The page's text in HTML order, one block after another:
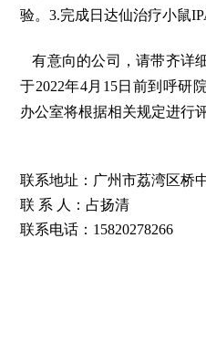
验。3.完成日达仙治疗小鼠
有意向的公司，请带齐详
于2022年4月15日前到呼研
办公室将根据相关规定进行
联系地址：广州市荔湾区桥
联 系 人：占扬清
联系电话： 15820278266